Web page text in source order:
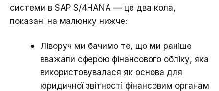
системи в SAP S/4HANA — це два кола,
показані на малюнку нижче:
Ліворуч ми бачимо те, що ми раніше
вважали сферою фінансового обліку, яка
використовувалася як основа для
юридичної звітності фінансовим органам